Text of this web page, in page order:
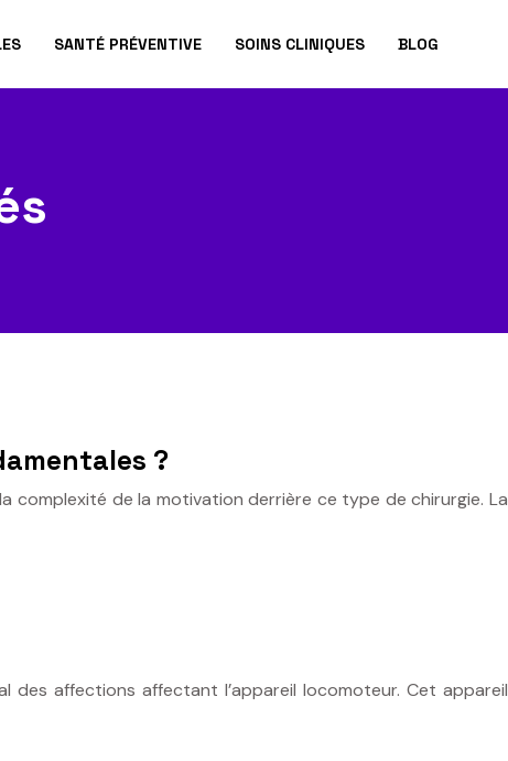
SANTÉ PRÉVENTIVE SOINS CLINIQUES BLOG
?
complexité de la motivation derrière ce type de chirurgie. La
affections affectant l’appareil locomoteur. Cet appareil